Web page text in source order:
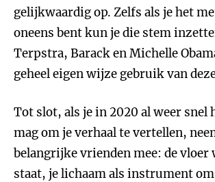
gelijkwaardig op. Zelfs als je het
oneens bent kun je die stem
Terpstra, Barack en Michelle
geheel eigen wijze gebruik van
Tot slot, als je in 2020 al weer snel
mag om je verhaal te vertellen,
belangrijke vrienden mee: de vloer
staat, je lichaam als instrument